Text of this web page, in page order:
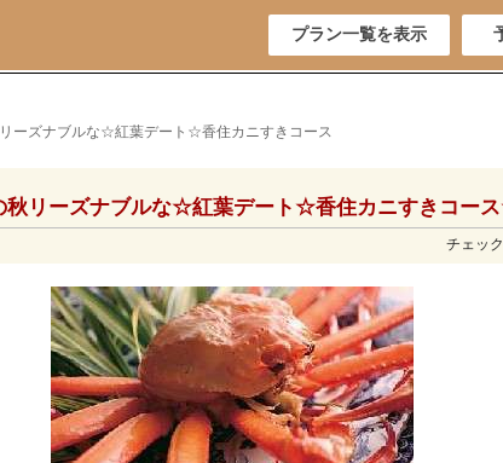
プラン一覧を表示
ーズナブルな☆紅葉デート☆香住カニすきコース
リーズナブルな☆紅葉デート☆香住カニすきコー
チェッ